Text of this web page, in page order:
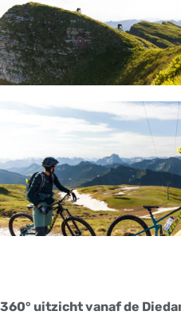
360° uitzicht vanaf de